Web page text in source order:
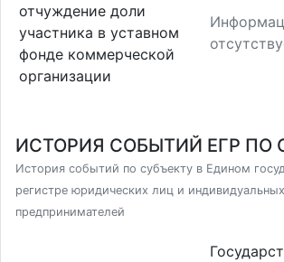
отчуждение доли
участника в уставном
фонде коммерческой
организации
ИСТОРИЯ СОБЫТИЙ ЕГР ПО
История событий по субъекту в Едином
регистре юридических лиц и индивидуальных
предпринимателей